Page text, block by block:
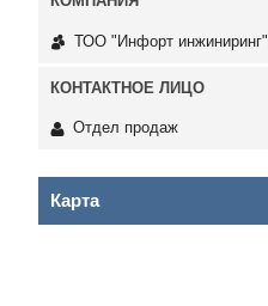
ТОО "Инфорт инжиниринг"
Отдел продаж
Карта